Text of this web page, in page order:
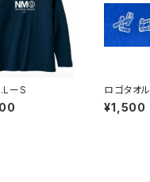
ーS ロゴタオル
¥1,500